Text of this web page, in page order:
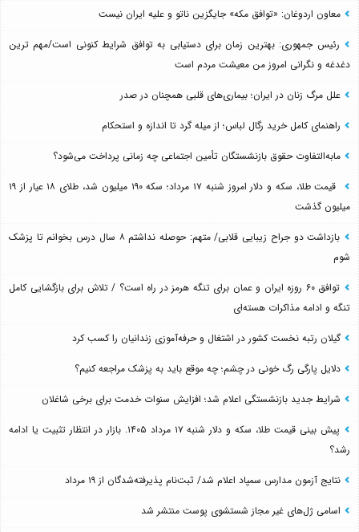
معاون اردوغان: «توافق مکه» جایگزین ناتو و علیه ایران نیست
رئیس جمهوری: بهترین زمان برای دستیابی به توافق شرایط کنونی است/مهم ترین
دغدغه و نگرانی امروز من معیشت مردم است
علل مرگ زنان در ایران؛ بیماری‌های قلبی همچنان در صدر
راهنمای کامل خرید رگال لباس؛ از میله گرد تا اندازه و استحکام
مابه‌التفاوت حقوق بازنشستگان تأمین اجتماعی چه زمانی پرداخت می‌شود؟
قیمت طلا، سکه و دلار امروز شنبه ۱۷ مرداد؛ سکه ۱۹۰ میلیون شد، طلای ۱۸ عیار از ۱۹
میلیون گذشت
بازداشت دو جراح زیبایی قلابی/ متهم: حوصله نداشتم ۸ سال درس بخوانم تا پزشک
شوم
توافق ۶۰ روزه ایران و عمان برای تنگه هرمز در راه است؟ / تلاش برای بازگشایی کامل
تنگه و ادامه مذاکرات هسته‌ای
گیلان رتبه نخست کشور در اشتغال و حرفه‌آموزی زندانیان را کسب کرد
دلایل پارگی رگ خونی در چشم؛ چه موقع باید به پزشک مراجعه کنیم؟
شرایط جدید بازنشستگی اعلام شد؛ افزایش سنوات خدمت برای برخی شاغلان
پیش بینی قیمت طلا، سکه و دلار شنبه ۱۷ مرداد ۱۴۰۵. بازار در انتظار تثبیت یا ادامه
رشد؟
نتایج آزمون مدارس سمپاد اعلام شد/ ثبت‌نام پذیرفته‌شدگان از ۱۹ مرداد
اسامی ژل‌های غیر مجاز شستشوی پوست منتشر شد